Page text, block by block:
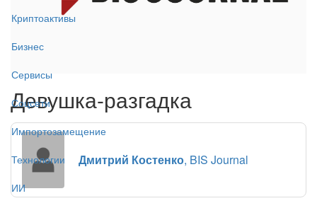
Криптоактивы
Бизнес
Сервисы
Соцсети
Импортозамещение
Технологии
ИИ
Девушка-разгадка
Дмитрий Костенко, BIS Journal